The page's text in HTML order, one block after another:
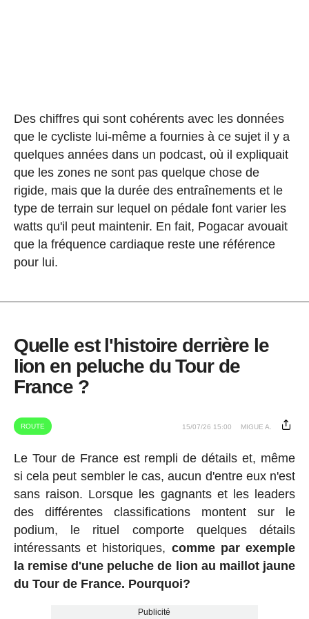
Des chiffres qui sont cohérents avec les données
que le cycliste lui-même a fournies à ce sujet il y a
quelques années dans un podcast, où il expliquait
que les zones ne sont pas quelque chose de
rigide, mais que la durée des entraînements et le
type de terrain sur lequel on pédale font varier les
watts qu'il peut maintenir. En fait, Pogacar avouait
que la fréquence cardiaque reste une référence
pour lui.
Quelle est l'histoire derrière le
lion en peluche du Tour de
France ?
ROUTE 15/07/26 15:00 MIGUE A.
Le Tour de France est rempli de détails et, même
si cela peut sembler le cas, aucun d'entre eux n'est
sans raison. Lorsque les gagnants et les leaders
des différentes classifications montent sur le
podium, le rituel comporte quelques détails
intéressants et historiques, comme par exemple
la remise d'une peluche de lion au maillot jaune
du Tour de France. Pourquoi?
Publicité